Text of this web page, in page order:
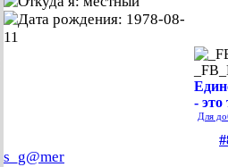
- это
Для
s_g@mer